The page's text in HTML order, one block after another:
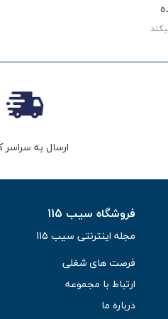
ارسال به
فروشگاه سیب 115
مجله اینترنتی سیب 115
فرصت های شغلی
ارتباط با مجموعه
درباره ما